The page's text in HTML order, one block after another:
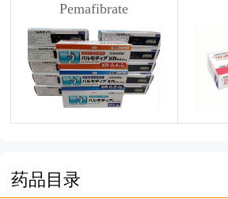
Pemafibrate
药品目录